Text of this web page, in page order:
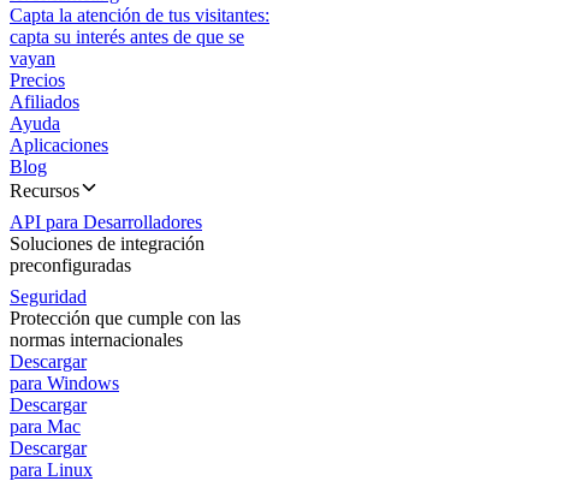
Capta la atención de tus visitantes:
capta su interés antes de que se
vayan
Precios
Afiliados
Ayuda
Aplicaciones
Blog
Recursos
API para Desarrolladores
Soluciones de integración
preconfiguradas
Seguridad
Protección que cumple con las
normas internacionales
Descargar
para Windows
Descargar
para Mac
Descargar
para Linux